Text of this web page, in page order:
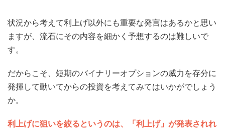
状況から考えて利上げ以外にも重要な発言はあるかと思い
ますが、流石にその内容を細かく予想するのは難しいで
す。
だからこそ、短期のバイナリーオプションの威力を存分に
発揮して動いてからの投資を考えてみてはいかがでしょう
か。
利上げに狙いを絞るというのは、「利上げ」が発表されれ